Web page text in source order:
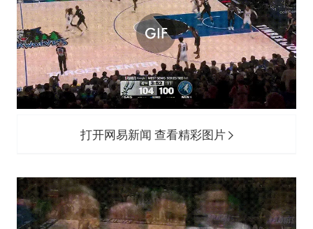
打开网易新闻 查看精彩图片